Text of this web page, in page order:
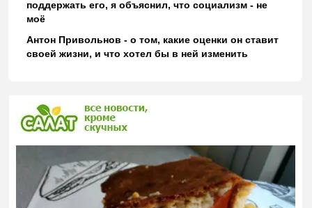
поддержать его, я объяснил, что социализм - не
моё
Антон Привольнов - о том, какие оценки он ставит
своей жизни, и что хотел бы в ней изменить